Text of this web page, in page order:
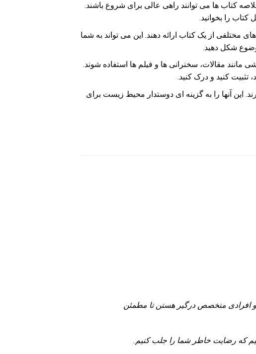
کتاب ها می توانند راهی عالی برای شروع باشند.
کتاب را بخوانید.
مختلفی از یک کتاب ارائه دهند. این می تواند به شما
شکل دهید.
مانند مقالات، سخنرانی ها و فیلم ها استفاده شوند.
تثبیت کنید و درک کنید.
این آنها را به گزینه ای دوستدار محیط زیست برای
متخصص درگیر هستن تا مطمئن
که رضایت خاطر شما را جلب کنیم.